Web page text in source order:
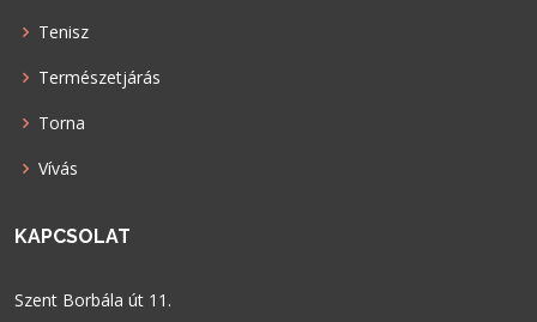
Tenisz
Természetjárás
Torna
Vívás
KAPCSOLAT
Szent Borbála út 11.